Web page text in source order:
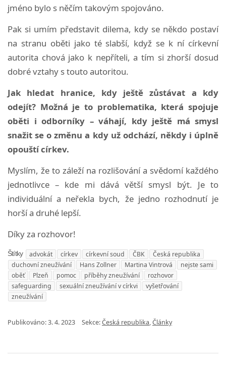
jméno bylo s něčím takovým spojováno.
Pak si umím představit dilema, kdy se někdo postaví
na stranu oběti jako té slabší, když se k ní církevní
autorita chová jako k nepříteli, a tím si zhorší dosud
dobré vztahy s touto autoritou.
Jak hledat hranice, kdy ještě zůstávat a kdy
odejít? Možná je to problematika, která spojuje
oběti i odborníky – váhají, kdy ještě má smysl
snažit se o změnu a kdy už odchází, někdy i úplně
opouští církev.
Myslím, že to záleží na rozlišování a svědomí každého
jednotlivce – kde mi dává větší smysl být. Je to
individuální a neřekla bych, že jedno rozhodnutí je
horší a druhé lepší.
Díky za rozhovor!
Štítky advokát církev církevní soud ČBK
Česká republika
duchovní zneužívání
Hans Zollner Martina Vintrová
nejste sami
oběť
Plzeň pomoc příběhy zneužívání
rozhovor
safeguarding
sexuální zneužívání v církvi
vyšetřování
zneužívání
Publikováno:3. 4. 2023 Sekce:Česká republika,Články